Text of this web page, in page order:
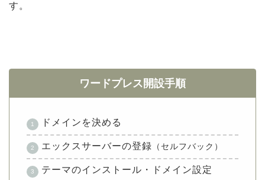
す。
ワードプレス開設手順
ドメインを決める
エックスサーバーの登録 （セルフバック）
テーマのインストール・ドメイン設定